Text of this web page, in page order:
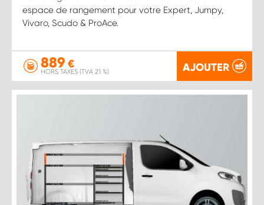
espace de rangement pour votre Expert, Jumpy,
Vivaro, Scudo & ProAce.
889 €
HORS TAXES (TVA 21 %) AJOUTER